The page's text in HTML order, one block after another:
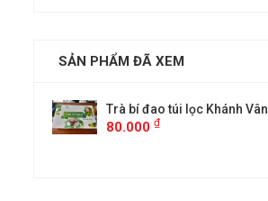
SẢN PHẨM ĐÃ XEM
Trà bí đao túi lọc Khánh Vân
80.000 ₫